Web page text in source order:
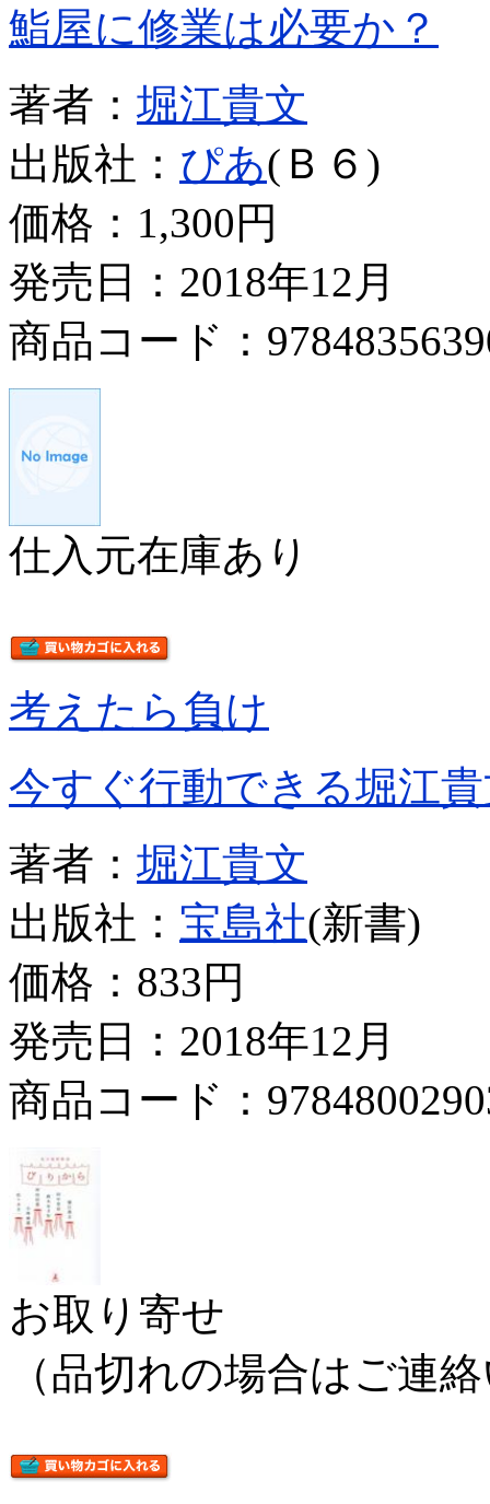
鮨屋に修業は必要か？
著者： 堀江貴文
出版社： ぴあ(Ｂ６)
価格： 1,300円
発売日：2018年12月
商品コード：
仕入元在庫あり
考えたら負け
今すぐ行動できる堀江
著者： 堀江貴文
出版社： 宝島社(新書)
価格： 833円
発売日：2018年12月
商品コード：
お取り寄せ
（品切れの場合はご連